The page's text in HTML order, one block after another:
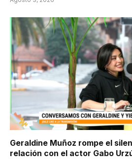
Geraldine Muñoz rompe el
relación con el actor Gabo